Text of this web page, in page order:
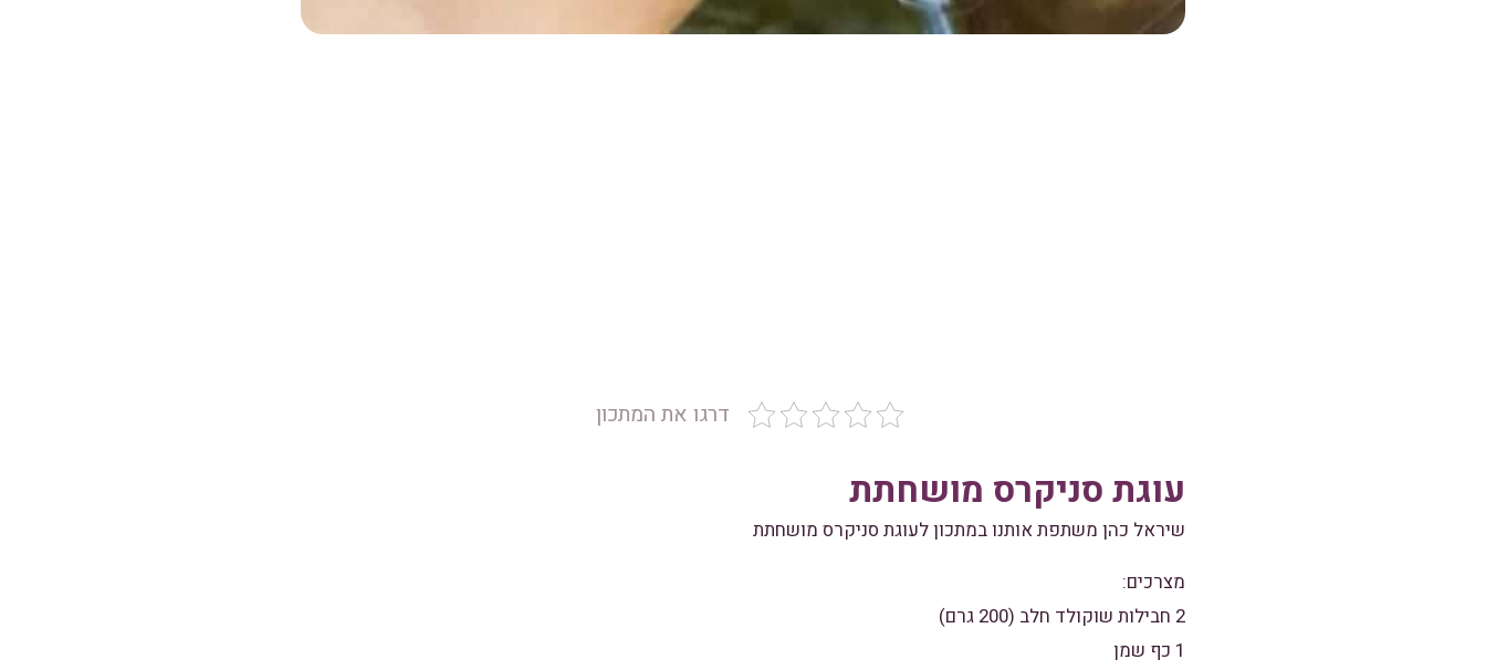
דרגו את המתכון
עוגת סניקרס מושחתת
שיראל כהן משתפת אותנו במתכון לעוגת סניקרס מושחתת
מצרכים:
2 חבילות שוקולד חלב (200 גרם)
1 כף שמן